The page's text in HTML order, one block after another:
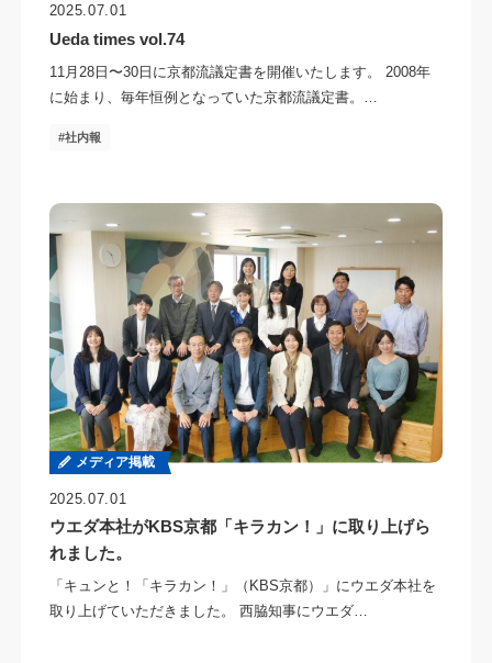
2025.07.01
Ueda times vol.74
11月28日〜30日に京都流議定書を開催いたします。 2008年
に始まり、毎年恒例となっていた京都流議定書。…
社内報
メディア掲載
2025.07.01
ウエダ本社がKBS京都「キラカン！」に取り上げら
れました。
「キュンと！「キラカン！」（KBS京都）」にウエダ本社を
取り上げていただきました。 西脇知事にウエダ…